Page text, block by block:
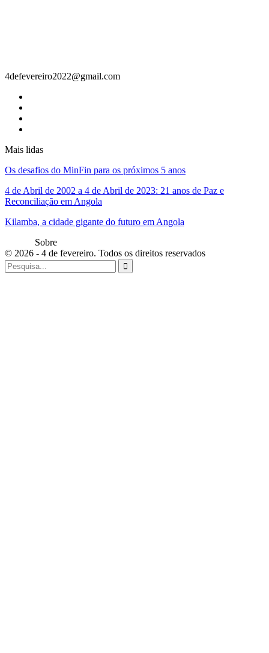
4defevereiro2022@gmail.com
Mais lidas
Os desafios do MinFin para os próximos 5 anos
4 de Abril de 2002 a 4 de Abril de 2023: 21 anos de Paz e
Reconciliação em Angola
Kilamba, a cidade gigante do futuro em Angola
Sobre
© 2026 - 4 de fevereiro. Todos os direitos reservados